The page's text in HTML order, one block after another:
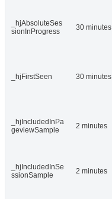
_hjAbsoluteSes
sionInProgress
30 minutes
_hjFirstSeen 30 minutes
_hjIncludedInPa
geviewSample
2 minutes
_hjIncludedInSe
ssionSample
2 minutes